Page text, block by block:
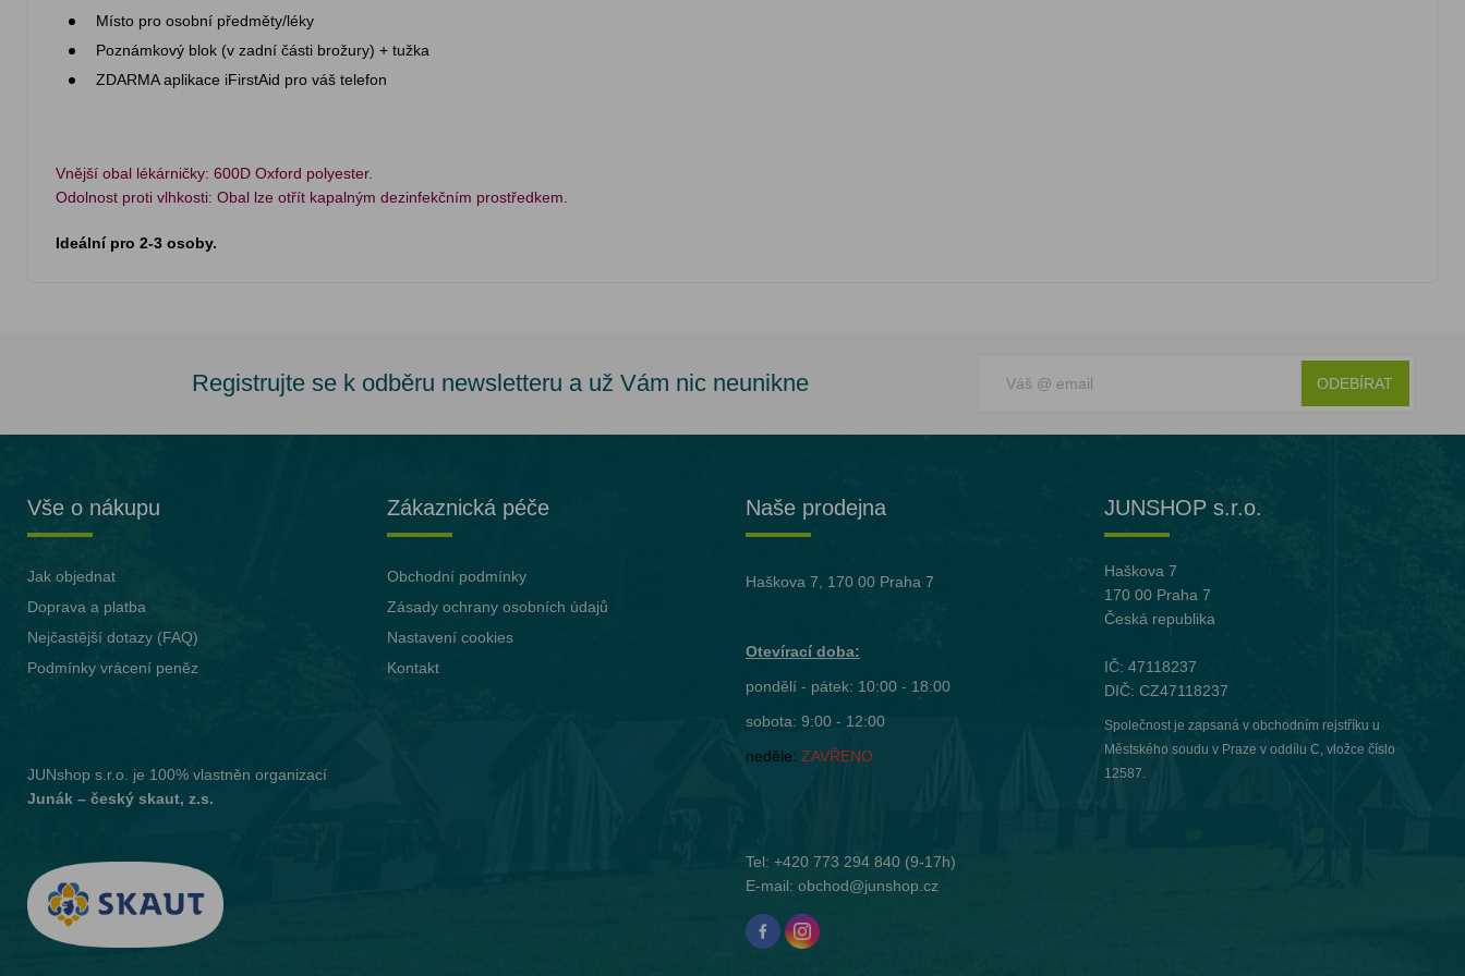
Místo pro osobní předměty/léky
Poznámkový blok (v zadní části brožury) + tužka
ZDARMA aplikace iFirstAid pro váš telefon
Vnější obal lékárničky: 600D Oxford polyester.
Odolnost proti vlhkosti: Obal lze otřít kapalným dezinfekčním prostředkem.
Ideální pro 2-3 osoby.
Registrujte se k odběru newsletteru a už Vám nic neunikne ODEBÍRAT
Vše o nákupu
Jak objednat
Doprava a platba
Nejčastější dotazy (FAQ)
Podmínky vrácení peněz
JUNshop s.r.o.
je 100% vlastněn organizací
Junák – český skaut, z.s.
Zákaznická péče
Obchodní podmínky
Zásady ochrany osobních údajů
Nastavení cookies
Kontakt
Naše prodejna
Haškova 7, 170 00 Praha 7
Otevírací doba:
pondělí - pátek: 10:00 - 18:00
sobota: 9:00 - 12:00
neděle: ZAVŘENO
Tel: +420 773 294 840(9-17h)
E-mail: obchod@junshop.cz
JUNSHOP s.r.o.
Haškova 7
170 00 Praha 7
Česká republika
IČ: 47118237
DIČ: CZ47118237
Společnost je zapsaná v obchodním rejstříku u
Městského soudu v Praze v oddílu C, vložce číslo
12587.